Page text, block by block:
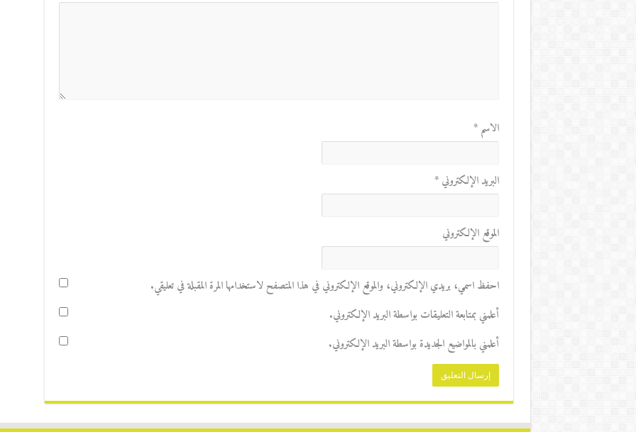
الاسم*
البريد الإلكتروني*
الموقع الإلكتروني
احفظ اسمي، بريدي الإلكتروني، والموقع الإلكتروني في هذا المتصفح لاستخدامها المرة المقبلة في تعليقي.
أعلمني بمتابعة التعليقات بواسطة البريد الإلكتروني.
أعلمني بالمواضيع الجديدة بواسطة البريد الإلكتروني.